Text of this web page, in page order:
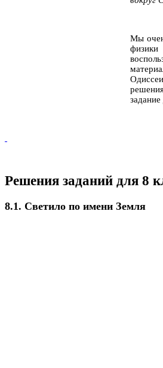
Мы
задание
Решения заданий для 8
8.1. Светило по имени Земля